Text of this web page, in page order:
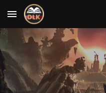
Skip to main content